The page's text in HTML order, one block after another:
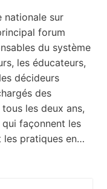
nationale sur
forum
du système
les éducateurs,
décideurs
des
les deux ans,
façonnent les
les pratiques en…